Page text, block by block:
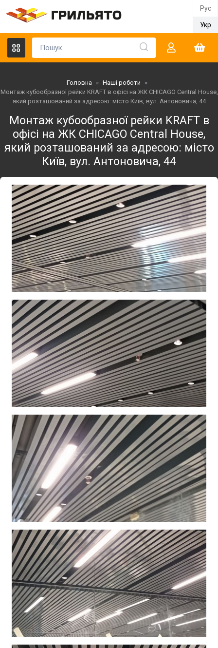
Рус
Укр
Головна » Наші роботи
»
Монтаж кубообразної рейки KRAFT в офісі на ЖК CHICAGO Central House,
який розташований за адресою: місто Київ, вул. Антоновича, 44
Монтаж кубообразної рейки KRAFT в
офісі на ЖК CHICAGO Central House,
який розташований за адресою: місто
Київ, вул. Антоновича, 44